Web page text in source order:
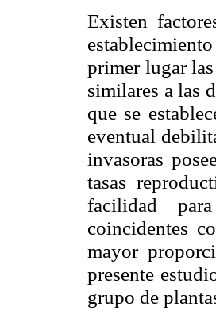
Existen
primer lugar
similares a las
que se
eventual
invasoras
tasas
facilidad
coincidentes
mayor
presente
grupo de